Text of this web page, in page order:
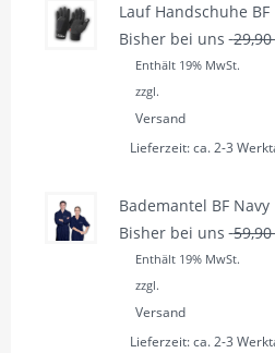
Lauf Handschuhe BF
Bisher bei uns 29,90
Enthält 19% MwSt.
zzgl.
Versand
Lieferzeit: ca. 2-3
Bademantel BF Navy
Bisher bei uns 59,90
Enthält 19% MwSt.
zzgl.
Versand
Lieferzeit: ca. 2-3